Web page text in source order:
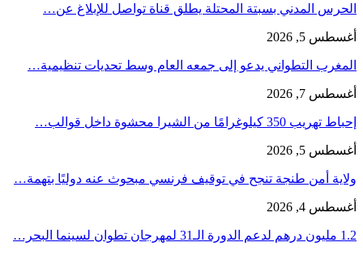
الحرس المدني بسبتة المحتلة يطلق قناة تواصل للإبلاغ عن…
أغسطس 5, 2026
المغرب التطواني يدعو إلى جمعه العام وسط تحديات تنظيمية…
أغسطس 7, 2026
إحباط تهريب 350 كيلوغرامًا من الشيرا محشوة داخل قوالب…
أغسطس 5, 2026
ولاية أمن طنجة تنجح في توقيف فرنسي مبحوث عنه دوليًا بتهمة…
أغسطس 4, 2026
1.2 مليون درهم لدعم الدورة الـ31 لمهرجان تطوان لسينما البحر…